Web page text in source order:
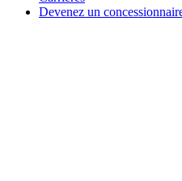
Devenez un